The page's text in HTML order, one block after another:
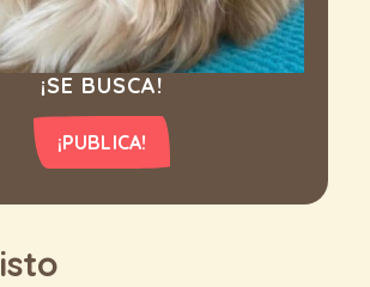
¡SE BUSCA!
¡PUBLICA!